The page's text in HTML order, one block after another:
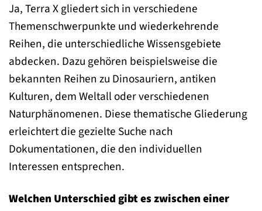
Ja, Terra X gliedert sich in verschiedene
Themenschwerpunkte und wiederkehrende
Reihen, die unterschiedliche Wissensgebiete
abdecken. Dazu gehören beispielsweise die
bekannten Reihen zu Dinosauriern, antiken
Kulturen, dem Weltall oder verschiedenen
Naturphänomenen. Diese thematische Gliederung
erleichtert die gezielte Suche nach
Dokumentationen, die den individuellen
Interessen entsprechen.
Welchen Unterschied gibt es zwischen einer